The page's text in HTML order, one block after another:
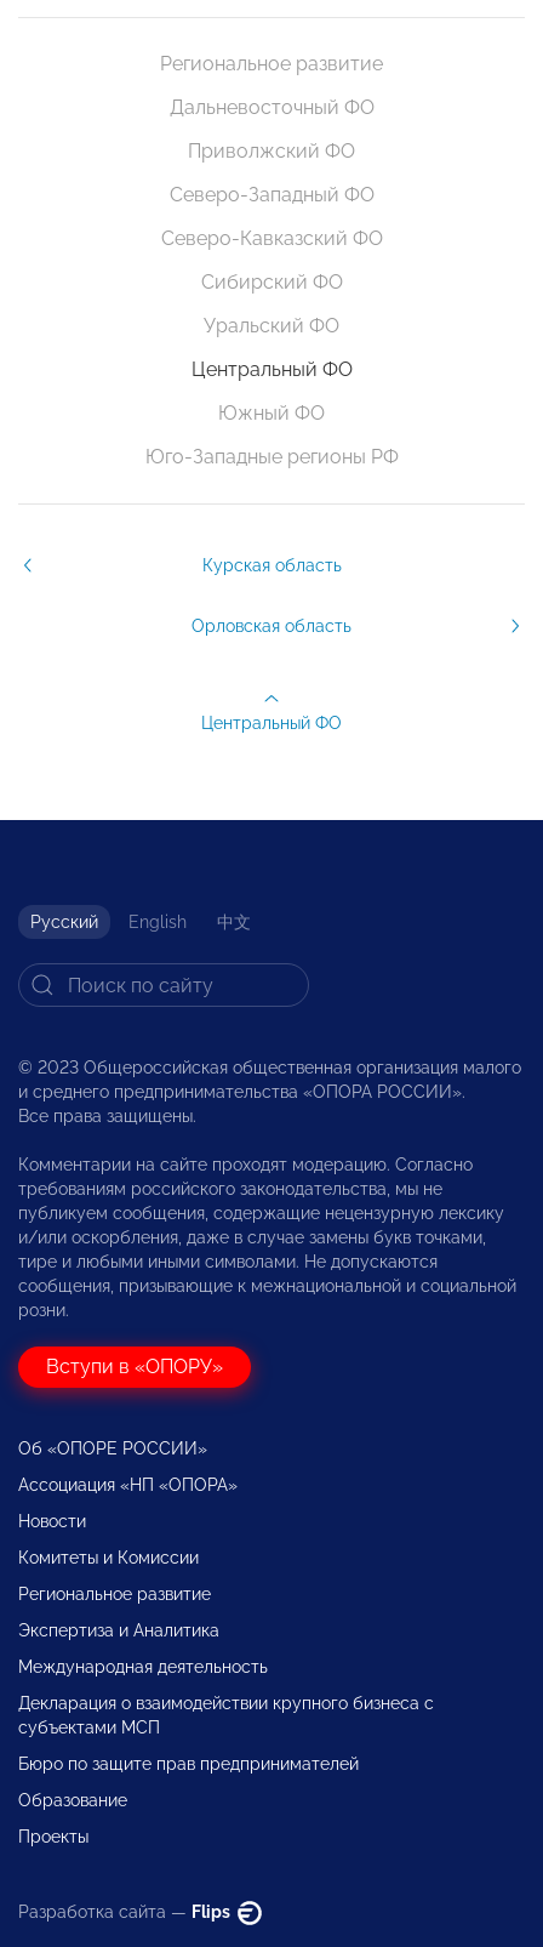
Региональное развитие
Дальневосточный ФО
Приволжский ФО
Северо-Западный ФО
Северо-Кавказский ФО
Сибирский ФО
Уральский ФО
Центральный ФО
Южный ФО
Юго-Западные регионы РФ
Курская область
Орловская область
Центральный ФО
Русский English 中文
© 2023 Общероссийская общественная организация малого
и среднего предпринимательства «ОПОРА РОССИИ».
Все права защищены.
Комментарии на сайте проходят модерацию. Согласно
требованиям российского законодательства, мы не
публикуем сообщения, содержащие нецензурную лексику
и/или оскорбления, даже в случае замены букв точками,
тире и любыми иными символами. Не допускаются
сообщения, призывающие к межнациональной и социальной
розни.
Вступи в «ОПОРУ»
Об «ОПОРЕ РОССИИ»
Ассоциация «НП «ОПОРА»
Новости
Комитеты и Комиссии
Региональное развитие
Экспертиза и Аналитика
Международная деятельность
Декларация о взаимодействии крупного бизнеса с
субъектами МСП
Бюро по защите прав предпринимателей
Образование
Проекты
Разработка сайта — Flips